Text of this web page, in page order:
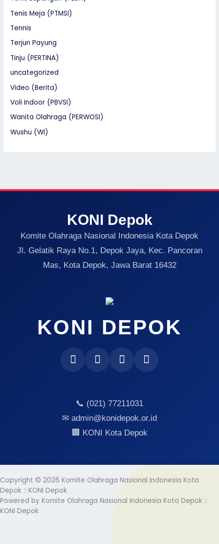
Tenis Meja (PTMSI)
Tennis
Terjun Payung
Tinju (PERTINA)
uncategorized
Video (Berita)
Voli Indoor (PBVSI)
Wanita Olahraga (PERWOSI)
Wushu (WI)
KONI Depok
Komite Olahraga Nasional Indonesia Kota Depok
Jl. Gelatik Raya No.1, Depok Jaya, Kec. Pancoran
Mas, Kota Depok, Jawa Barat 16432
KONI DEPOK
📞 (021) 77211031
✉ admin@konidepok.or.id
🏢 KONI Kota Depok
Copyright © 2026 Komite Olahraga Nasional Indonesia Kota
Depok :: KONI Depok
Powered by Komite Olahraga Nasional Indonesia Kota Depok ::
KONI Depok